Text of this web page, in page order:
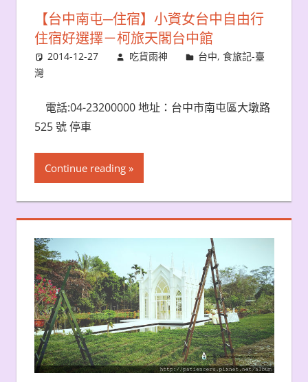
【台中南屯─住宿】小資女台中自由行
住宿好選擇－柯旅天閣台中館
2014-12-27 吃貨雨神 台中,食旅記-臺
灣
電話:04-23200000 地址：台中市南屯區大墩路
525 號 停車
Continue reading